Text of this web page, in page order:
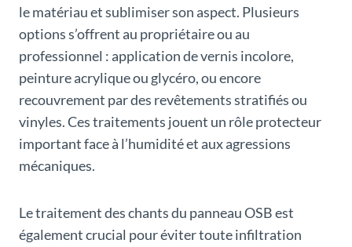
le matériau et sublimiser son aspect. Plusieurs
options s’offrent au propriétaire ou au
professionnel : application de vernis incolore,
peinture acrylique ou glycéro, ou encore
recouvrement par des revêtements stratifiés ou
vinyles. Ces traitements jouent un rôle protecteur
important face à l’humidité et aux agressions
mécaniques.
Le traitement des chants du panneau OSB est
également crucial pour éviter toute infiltration